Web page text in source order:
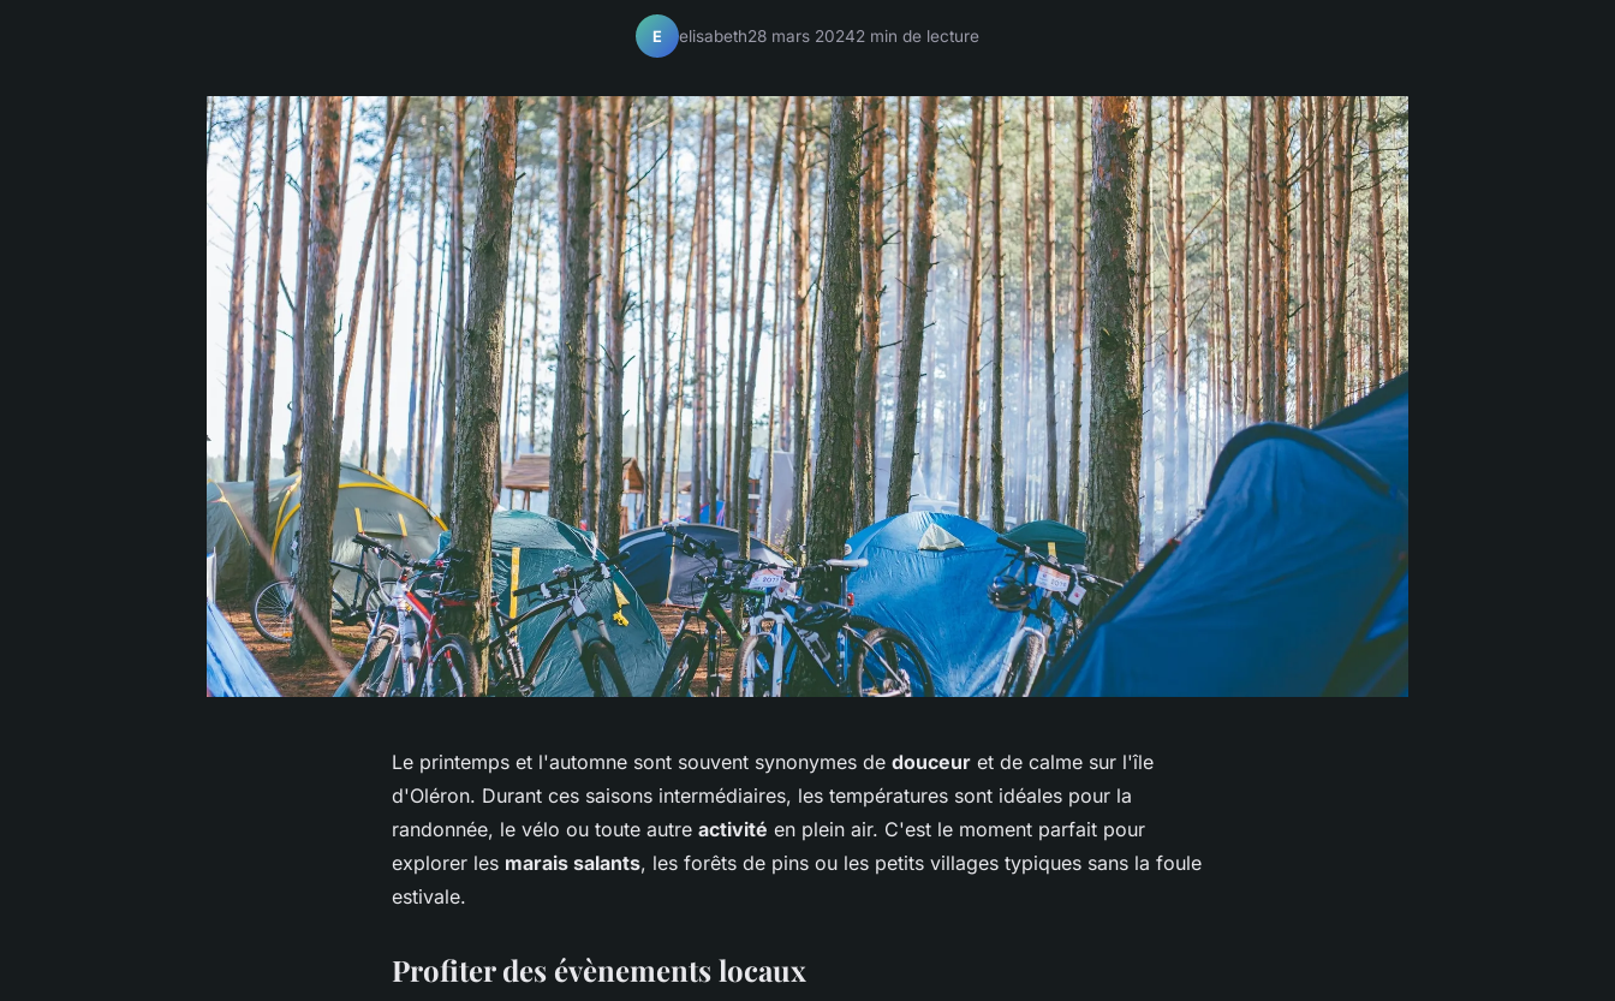
E elisabeth28 mars 20242 min de lecture
Le printemps et l'automne sont souvent synonymes de douceur et de calme sur l'île
d'Oléron. Durant ces saisons intermédiaires, les températures sont idéales pour la
randonnée, le vélo ou toute autre activité en plein air. C'est le moment parfait pour
explorer les marais salants, les forêts de pins ou les petits villages typiques sans la foule
estivale.
Profiter des évènements locaux